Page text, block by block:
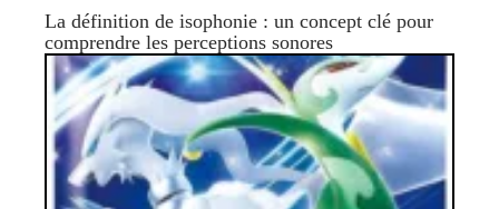
La définition de isophonie : un concept clé pour
comprendre les perceptions sonores